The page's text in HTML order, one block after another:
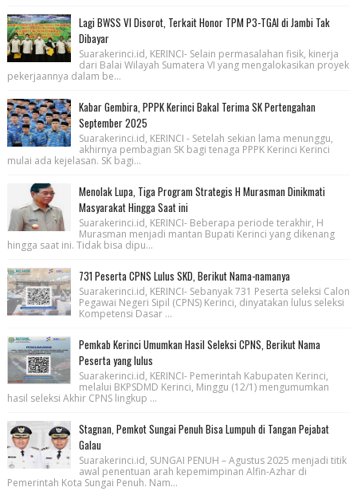
Lagi BWSS VI Disorot, Terkait Honor TPM P3-TGAI di Jambi Tak
Dibayar
Suarakerinci.id, KERINCI- Selain permasalahan fisik, kinerja
dari Balai Wilayah Sumatera VI yang mengalokasikan proyek
pekerjaannya dalam be...
Kabar Gembira, PPPK Kerinci Bakal Terima SK Pertengahan
September 2025
Suarakerinci.id, KERINCI - Setelah sekian lama menunggu,
akhirnya pembagian SK bagi tenaga PPPK Kerinci Kerinci
mulai ada kejelasan. SK bagi...
Menolak Lupa, Tiga Program Strategis H Murasman Dinikmati
Masyarakat Hingga Saat ini
Suarakerinci.id, KERINCI- Beberapa periode terakhir, H
Murasman menjadi mantan Bupati Kerinci yang dikenang
hingga saat ini. Tidak bisa dipu...
731 Peserta CPNS Lulus SKD, Berikut Nama-namanya
Suarakerinci.id, KERINCI- Sebanyak 731 Peserta seleksi Calon
Pegawai Negeri Sipil (CPNS) Kerinci, dinyatakan lulus seleksi
Kompetensi Dasar ...
Pemkab Kerinci Umumkan Hasil Seleksi CPNS, Berikut Nama
Peserta yang lulus
Suarakerinci.id, KERINCI- Pemerintah Kabupaten Kerinci,
melalui BKPSDMD Kerinci, Minggu (12/1) mengumumkan
hasil seleksi Akhir CPNS lingkup ...
Stagnan, Pemkot Sungai Penuh Bisa Lumpuh di Tangan Pejabat
Galau
Suarakerinci.id, SUNGAI PENUH – Agustus 2025 menjadi titik
awal penentuan arah kepemimpinan Alfin-Azhar di
Pemerintah Kota Sungai Penuh. Nam...